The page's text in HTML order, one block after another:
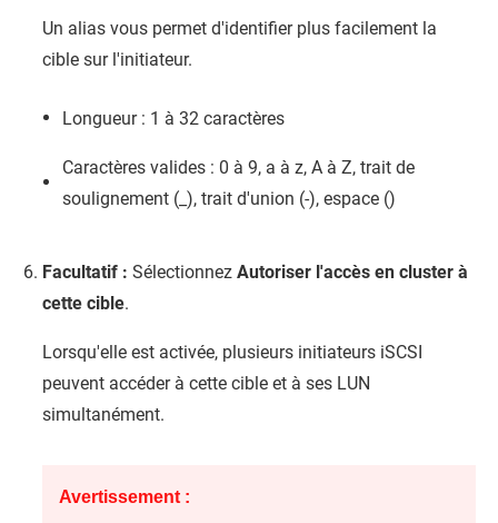
Un alias vous permet d'identifier plus facilement la
cible sur l'initiateur.
Longueur : 1 à 32 caractères
Caractères valides : 0 à 9, a à z, A à Z, trait de
soulignement (_), trait d'union (-), espace ()
Facultatif : Sélectionnez Autoriser l'accès en cluster à
cette cible.
Lorsqu'elle est activée, plusieurs initiateurs iSCSI
peuvent accéder à cette cible et à ses LUN
simultanément.
Avertissement :